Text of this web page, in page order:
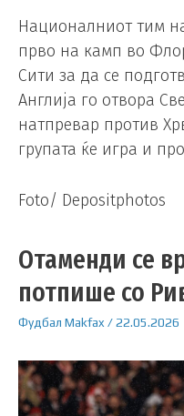
Националниот тим
прво на камп во
Сити за да се
Англија го отвора
натпревар против
групата ќе игра и
Foto/ Depositphotos
Отаменди се
потпише со
Фудбал Makfax /22.05.2026